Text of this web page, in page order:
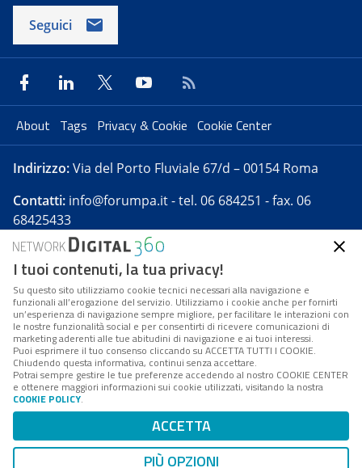
Seguici
About Tags Privacy & Cookie Cookie Center
Indirizzo:Via del Porto Fluviale 67/d – 00154 Roma
Contatti: info@forumpa.it- tel. 06 684251 - fax. 06
68425433
Forumpa.itè una pubblicazione telematica iscritta
presso Registro della stampa del Tribunale di Roma -
Reg. n. 182 del 2 maggio 2008 - Direttore resp. Michela
Stentella
FPA s.r.l. è società soggetta a Direzione e
Coordinamento da parte di Digital360 S.p.A. - FPA s.r.l.
è un'azienda certificata per il sistema di management
Codice Fiscale/Partita IVA n. 10693191008 - R.E.A. Roma
n. 1249791. ISP AWS
Mappa del sito
I tuoi contenuti, la tua privacy!
Su questo sito utilizziamo cookie tecnici necessari alla navigazione e
funzionali all’erogazione del servizio. Utilizziamo i cookie anche per fornirti
un’esperienza di navigazione sempre migliore, per facilitare le interazioni con
le nostre funzionalità social e per consentirti di ricevere comunicazioni di
marketing aderenti alle tue abitudini di navigazione e ai tuoi interessi.
Puoi esprimere il tuo consenso cliccando su ACCETTA TUTTI I COOKIE.
Chiudendo questa informativa, continui senza accettare.
Potrai sempre gestire le tue preferenze accedendo al nostro COOKIE CENTER
e ottenere maggiori informazioni sui cookie utilizzati, visitando la nostra
COOKIE POLICY.
ACCETTA
PIÙ OPZIONI